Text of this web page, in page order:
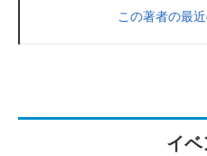
この著者の最
イベ